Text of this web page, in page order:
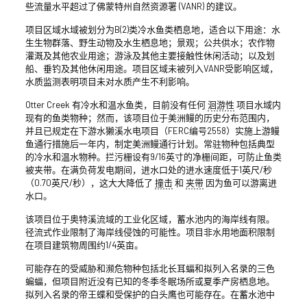
些流量水平超过了佛蒙特州自然资源署 (VANR) 的建议。
项目区域水域被划分为B(2)类冷水鱼类栖息地，适合以下用途：水
生生物群落、野生动物及水生栖息地；景观；公共供水；农作物
灌溉及其他农业用途；游泳及其他主要接触性休闲活动；以及划
船、垂钓及其他休闲用途。项目区域未被列入VANR受影响区域，
水质监测表明项目未对水质产生不利影响。
Otter Creek 有冷水和温水鱼类，目前没有任何洄游性 项目水域内
现有的鱼类物种；然而，该项目位于美洲鳗的历史分布范围内，
并且已规定在下游水獭溪水电项目（FERC编号2558）实施上游鳗
鱼通行措施后一年内，制定美洲鳗通行计划。常驻物种包括典型
的冷水和温水物种。拦污栅设有9/16英寸的净栅间距，可防止鱼类
被夹带。在满负荷发电期间，进水口处的进水速度低于1英尺/秒
（0.70英尺/秒），这大大降低了 撞击和 夹带因为鱼可以游离进
水口。
该项目位于奥特溪流域的工业化区域，蓄水池内的海岸线有限。
径流式作业限制了海岸线侵蚀的可能性。项目非水用地面积限制
在项目建筑物周围约1/4英亩。
可能存在的受威胁和濒危物种包括北长耳蝠和拟列入名录的三色
蝙蝠，但项目附近没有已知的冬季冬眠场所或夏季产房栖息地。
拟列入名录的帝王蝶和受保护的白头鹰也可能存在。在蓄水池中